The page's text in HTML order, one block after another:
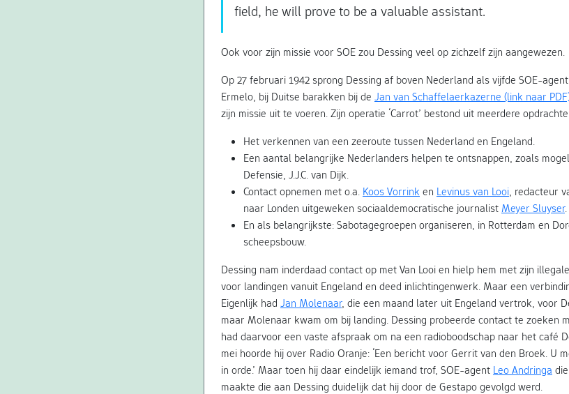
field, he will prove to be a valuable assistant.
Ook voor zijn missie voor SOE zou Dessing veel op zichzelf zijn aangewezen.
Op 27 februari 1942 sprong Dessing af boven Nederland als vijfde SOE-
Ermelo, bij Duitse barakken bij de Jan van Schaffelaerkazerne (link naar
zijn missie uit te voeren. Zijn operatie ‘Carrot’ bestond uit meerdere
Het verkennen van een zeeroute tussen Nederland en Engeland.
Een aantal belangrijke Nederlanders helpen te ontsnappen, zoals
Defensie, J.J.C. van Dijk.
Contact opnemen met o.a. Koos Vorrink en Levinus van Looi, redacteur
naar Londen uitgeweken sociaaldemocratische journalistMeyer Sluyser.
En als belangrijkste: Sabotagegroepen organiseren, in Rotterdam en
scheepsbouw.
Dessing nam inderdaad contact op met Van Looi en hielp hem met zijn
voor landingen vanuit Engeland en deed inlichtingenwerk. Maar een
Eigenlijk had Jan Molenaar, die een maand later uit Engeland vertrok, voor
maar Molenaar kwam om bij landing. Dessing probeerde contact te zoeken
had daarvoor een vaste afspraak om na een radioboodschap naar het café
mei hoorde hij over Radio Oranje: ‘Een bericht voor Gerrit van den Broek. U
in orde.’ Maar toen hij daar eindelijk iemand trof, SOE-agent Leo Andringa
maakte die aan Dessing duidelijk dat hij door de Gestapo gevolgd werd.